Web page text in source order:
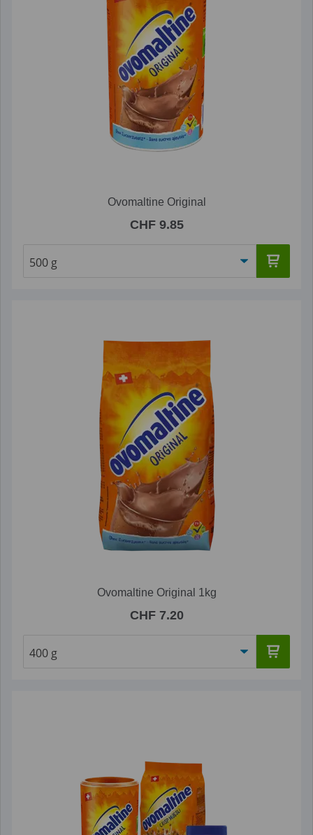
Ovomaltine Original
CHF 9.85
Ovomaltine Original 1kg
CHF 7.20